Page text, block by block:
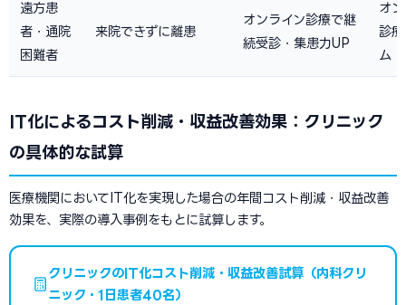
遠方患
者・通院
困難者
来院できずに離患
オンライン診療で継
続受診・集患力UP
オ
診
ム
IT化によるコスト削減・収益改善効果：クリニック
の具体的な試算
医療機関においてIT化を実現した場合の年間コスト削減・収益改善
効果を、実際の導入事例をもとに試算します。
クリニックのIT化コスト削減・収益改善試算（内科クリ
ニック・1日患者40名）